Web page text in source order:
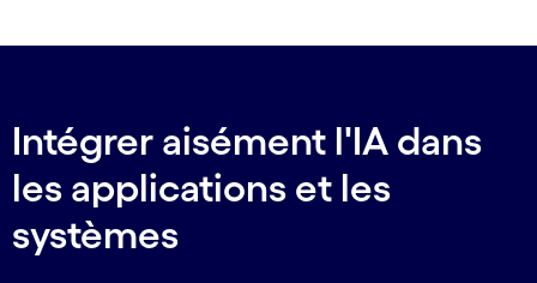
Intégrer aisément l'IA dans
les applications et les
systèmes